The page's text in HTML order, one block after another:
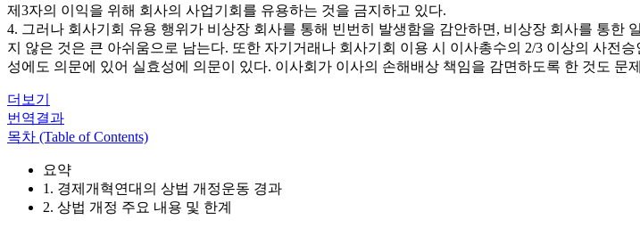
제3자의 이익을 위해 회사의 사업기회를 유용하는 것을 금지하고 있다.
4. 그러나 회사기회 유용 행위가 비상장 회사를 통해 빈번히 발생함을 감안하면, 비상장 회사를 통한
지 않은 것은 큰 아쉬움으로 남는다. 또한 자기거래나 회사기회 이용 시 이사총수의 2/3 이상의 사전
성에도 의문에 있어 실효성에 의문이 있다. 이사회가 이사의 손해배상 책임을 감면하도록 한 것도 문
더보기
번역결과
목차 (Table of Contents)
요약
1. 경제개혁연대의 상법 개정운동 경과
2. 상법 개정 주요 내용 및 한계